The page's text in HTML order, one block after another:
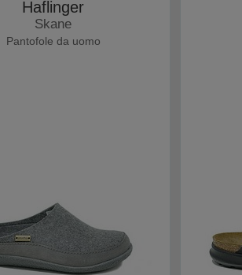
Haflinger
Skane
Pantofole da uomo